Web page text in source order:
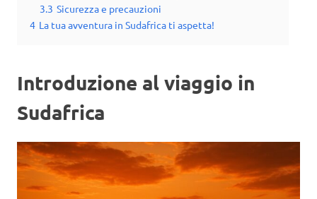
3.3 Sicurezza e precauzioni
4 La tua avventura in Sudafrica ti aspetta!
Introduzione al viaggio in
Sudafrica